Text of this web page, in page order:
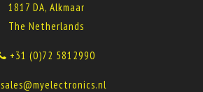
1817 DA, Alkmaar
The Netherlands
+31 (0)72 5812990
sales@myelectronics.nl